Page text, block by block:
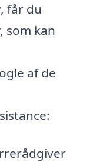
får du
som kan
af de